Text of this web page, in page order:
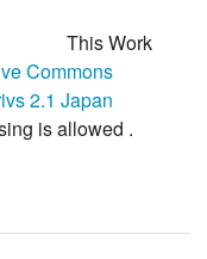
This Work
Commons
2.1 Japan
isallowed .